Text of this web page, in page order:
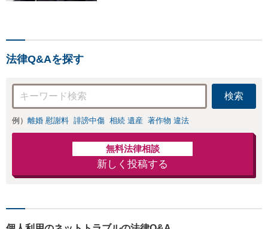
法律Q&Aを探す
検索
例） 離婚 慰謝料 誹謗中傷 相続 遺産 著作物 違法
無料法律相談
新しく投稿する